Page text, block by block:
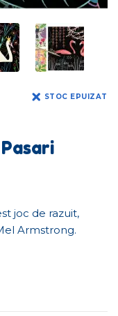
STOC EPUIZAT
joc de razuit,
Armstrong.